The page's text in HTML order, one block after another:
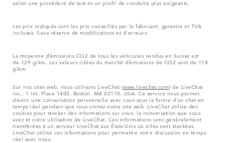
selon une procédure de test et un profil de conduite plus exigeants.
Les prix indiqués sont les prix conseillés par le fabricant, garantie et TVA
incluses. Sous réserve de modifications et d'erreurs.
La moyenne d’émissions CO2 de tous les véhicules vendus en Suisse est
de 129 g/km. Les valeurs cibles du marché d’émissions de CO2 sont de 118
g/km.
Sur nos sites web, nous utilisons LiveChat (www.livechat.com) de LiveChat
Inc., 1 Int. Place 1400, Boston, MA 02110, USA. Ce service nous permet
d’avoir une conversation personnelle avec vous sous la forme d’un chat en
temps réel pendant que vous visitez notre site web. LiveChat utilise des
cookies pour stocker des informations sur vous, la conversation que vous
avez et votre utilisation de LiveChat. Ces informations sont généralement
transférées à un serveur LiveChat aux États-Unis où elles sont stockées.
LiveChat utilise ces informations pour permettre votre discussion en temps
réel avec nous.